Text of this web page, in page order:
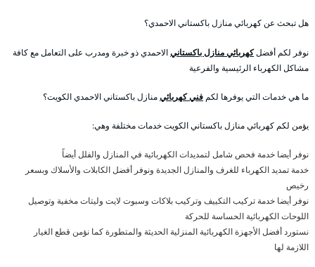
هل تبحث عن كهربائي منازل باكستاني الاحمدي؟
نوفر لكم أفضلكهربائي منازل باكستانيالاحمدي ذو خبرة ومدرب على التعامل مع كافة
مشاكل الكهرباء الرئيسية والفرعية
ما هي خدمات التي يوفرها لكم فني كهربائيمنازل باكستاني الاحمدي الكويت؟
يؤمن لكم كهربائي منازل باكستاني الكويت خدمات مختلفة وهي:
نوفر أيضا خدمة فحص شامل لتمديدات الكهربائية في المنازل والفلل أيضاً
خدمة تمديد الكهرباء للغرف والمنازل الجديدة ونوفر أفضل الكابلات والأسلاك وبسعر
رخيص
نوفر أيضا خدمة تركيب التكييف وتركيب بلاكات وسبوت لايت وليتات مخفية وتوصيل
اللوحات الكهربائية الحساسة للحركة
نستورد أفضل الأجهزة الكهربائية المنزلية الحديثة والمتطورة كما نؤمن قطع الغيار
اللازمة لها